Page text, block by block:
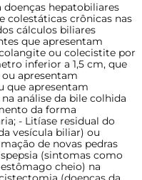
hepatobiliares
colestáticas crônicas nas
cálculos biliares
que apresentam
ou colecistite por
inferior a 1,5 cm, que
apresentam
que apresentam
análise da bile colhida
da forma
- Litíase residual do
vesícula biliar) ou
de novas pedras
(sintomas como
cheio) na